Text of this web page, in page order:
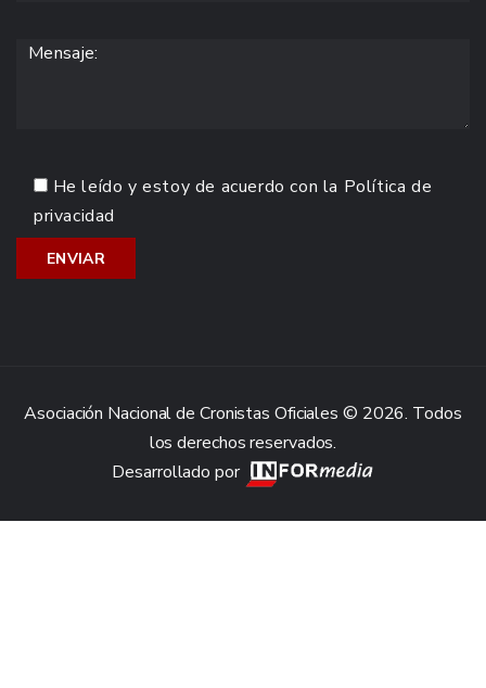
He leído y estoy de acuerdo con la Política de
privacidad
Asociación Nacional de Cronistas Oficiales © 2026. Todos
los derechos reservados.
Desarrollado por